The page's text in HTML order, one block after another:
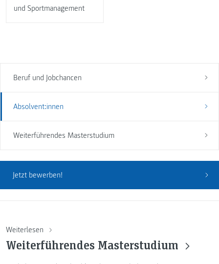
Beruf und Jobchancen
Absolvent:innen
Weiterführendes Masterstudium
Jetzt bewerben!
und Sportmanagement
Weiterlesen
Weiterführendes Masterstudium